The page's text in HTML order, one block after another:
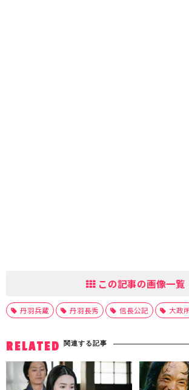
この記事の画像一覧
丹羽兵蔵 丹羽長秀 信長公記 大政
RELATED 関連する記事